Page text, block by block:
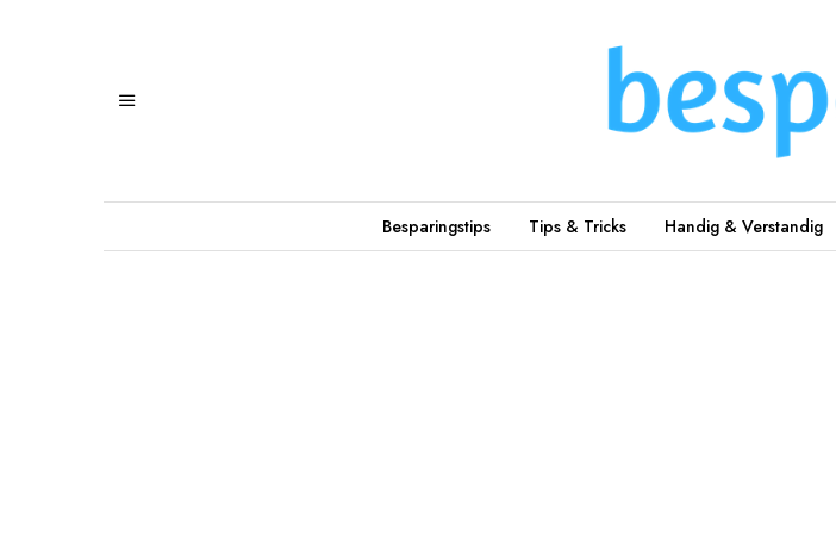
Besparingstips Tips & Tricks Handig & Verstandig